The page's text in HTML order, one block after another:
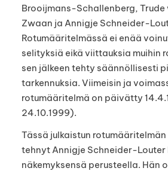
Brooijmans-Schallenberg, Trude
Zwaan ja Annigje Schneider-
Rotumääritelmässä ei enää
selityksiä eikä viittauksia muihin
sen jälkeen tehty säännöllisesti
tarkennuksia. Viimeisin ja
rotumääritelmä on päivätty
24.10.1999).
Tässä julkaistun
tehnyt Annigje Schneider-Louter
näkemyksensä perusteella. Hän